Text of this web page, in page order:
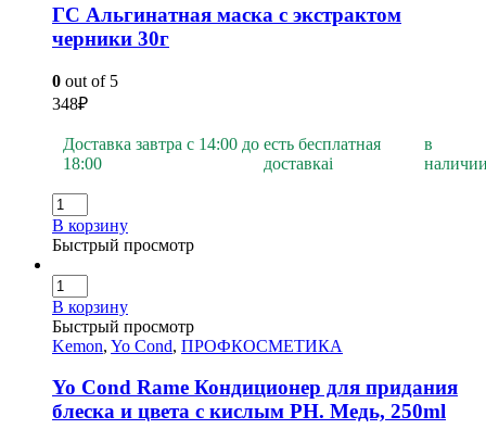
ГС Альгинатная маска с экстрактом
черники 30г
0 out of 5
348₽
Доставка завтра с 14:00 до
18:00
есть бесплатная
доставкаi
в
В корзину
Быстрый просмотр
В корзину
Быстрый просмотр
Kemon, Yo Cond, ПРОФКОСМЕТИКА
Yo Cond Rame Кондиционер для придания
блеска и цвета с кислым PH. Медь, 250ml